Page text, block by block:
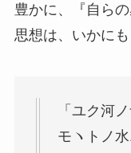
豊かに、『自ら
思想は、いかに
「ユク河
モヽトノ